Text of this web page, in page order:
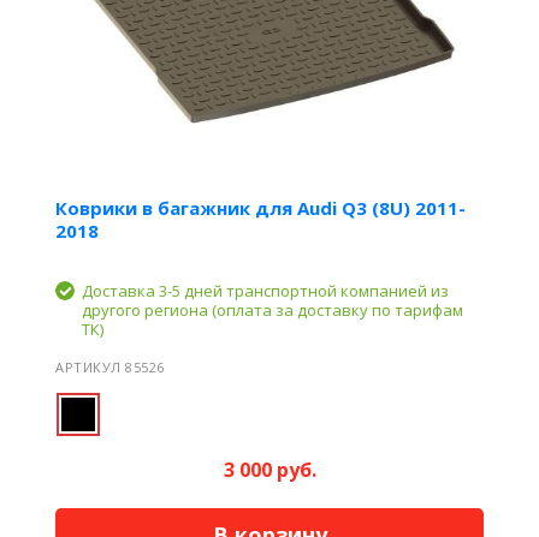
Коврики в багажник для Audi Q3 (8U) 2011-
2018
Доставка 3-5 дней транспортной компанией из
другого региона (оплата за доставку по тарифам
ТК)
АРТИКУЛ 85526
3 000 руб.